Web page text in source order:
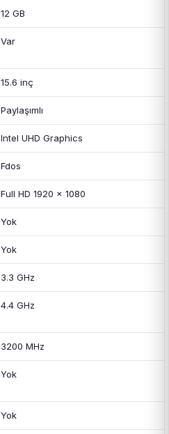
12 GB
Var
15.6 inç
Paylaşımlı
Intel UHD Graphics
Fdos
Full HD 1920 x 1080
Yok
Yok
3.3 GHz
4.4 GHz
3200 MHz
Yok
Yok